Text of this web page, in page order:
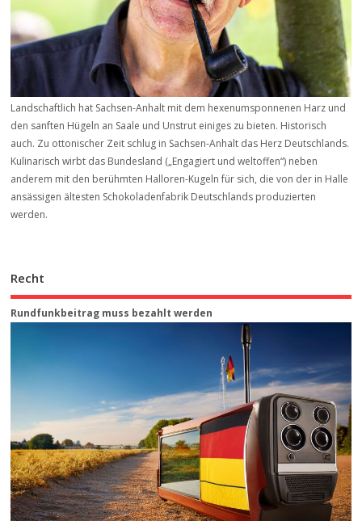
Landschaftlich hat Sachsen-Anhalt mit dem hexenumsponnenen Harz und
den sanften Hügeln an Saale und Unstrut einiges zu bieten. Historisch
auch. Zu ottonischer Zeit schlug in Sachsen-Anhalt das Herz Deutschlands.
Kulinarisch wirbt das Bundesland („Engagiert und weltoffen“) neben
anderem mit den berühmten Halloren-Kugeln für sich, die von der in Halle
ansässigen ältesten Schokoladenfabrik Deutschlands produzierten
werden.
Recht
Rundfunkbeitrag muss bezahlt werden